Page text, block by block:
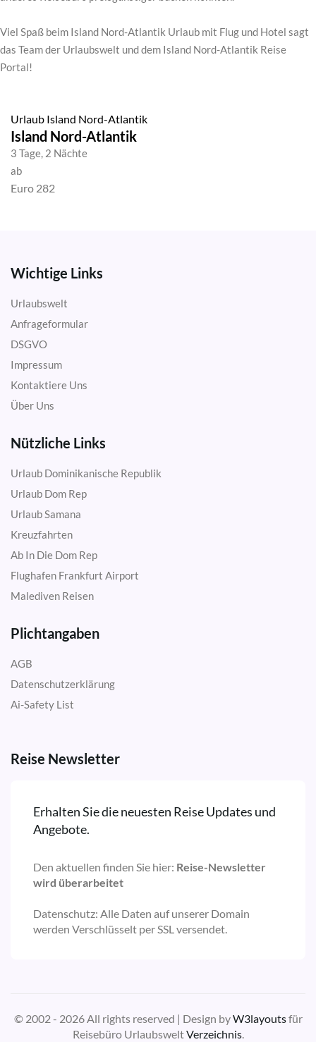
Viel Spaß beim Island Nord-Atlantik Urlaub mit Flug und Hotel sagt
das Team der Urlaubswelt und dem Island Nord-Atlantik Reise
Portal!
Urlaub Island Nord-Atlantik
Island Nord-Atlantik
3 Tage, 2 Nächte
ab
Euro 282
Wichtige Links
Urlaubswelt
Anfrageformular
DSGVO
Impressum
Kontaktiere Uns
Über Uns
Nützliche Links
Urlaub Dominikanische Republik
Urlaub Dom Rep
Urlaub Samana
Kreuzfahrten
Ab In Die Dom Rep
Flughafen Frankfurt Airport
Malediven Reisen
Plichtangaben
AGB
Datenschutzerklärung
Ai-Safety List
Reise Newsletter
Erhalten Sie die neuesten Reise Updates und
Angebote.
Den aktuellen finden Sie hier: Reise-Newsletter
wird überarbeitet
Datenschutz: Alle Daten auf unserer Domain
werden Verschlüsselt per SSL versendet.
© 2002 - 2026 All rights reserved | Design byW3layoutsfür
Reisebüro UrlaubsweltVerzeichnis.